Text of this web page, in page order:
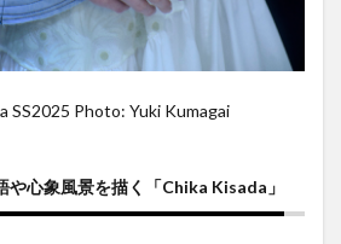
SS2025 Photo: Yuki Kumagai
や心象風景を描く「Chika Kisada」